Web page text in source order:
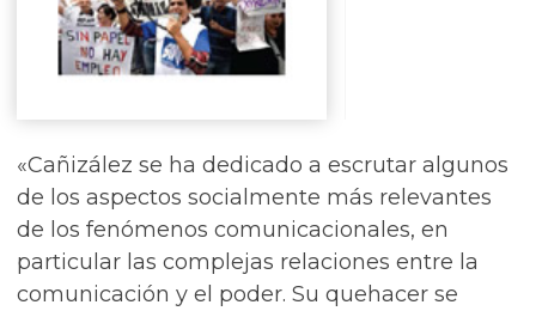
«Cañizález se ha dedicado a escrutar algunos
de los aspectos socialmente más relevantes
de los fenómenos comunicacionales, en
particular las complejas relaciones entre la
comunicación y el poder. Su quehacer se